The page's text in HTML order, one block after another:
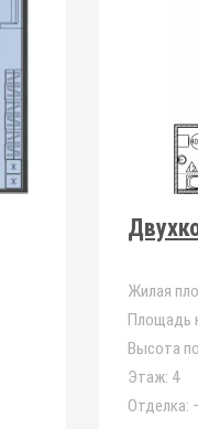
Жилая
Площадь
Высота
Этаж: 4
Отделка: